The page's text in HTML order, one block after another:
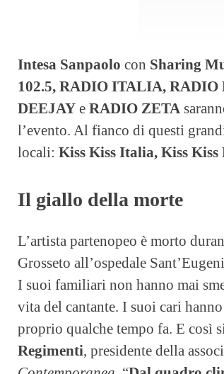
Intesa Sanpaolo con Sharing
102.5, RADIO ITALIA, RADIO
DEEJAY e RADIO ZETA
l’evento. Al fianco di questi
locali: Kiss Kiss Italia, Kiss Kiss
Il giallo della morte
L’artista partenopeo è morto
Grosseto all’ospedale
I suoi familiari non hanno mai
vita del cantante. I suoi cari
proprio qualche tempo fa. E così
Regimenti, presidente della